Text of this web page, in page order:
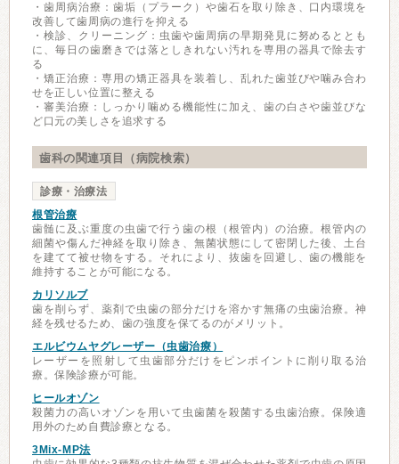
・歯周病治療：歯垢（プラーク）や歯石を取り除き、口内環境を
改善して歯周病の進行を抑える
・検診、クリーニング：虫歯や歯周病の早期発見に努めるととも
に、毎日の歯磨きでは落としきれない汚れを専用の器具で除去す
る
・矯正治療：専用の矯正器具を装着し、乱れた歯並びや噛み合わ
せを正しい位置に整える
・審美治療：しっかり噛める機能性に加え、歯の白さや歯並びな
ど口元の美しさを追求する
歯科の関連項目（病院検索）
診療・治療法
根管治療
歯髄に及ぶ重度の虫歯で行う歯の根（根管内）の治療。根管内の
細菌や傷んだ神経を取り除き、無菌状態にして密閉した後、土台
を建てて被せ物をする。それにより、抜歯を回避し、歯の機能を
維持することが可能になる。
カリソルブ
歯を削らず、薬剤で虫歯の部分だけを溶かす無痛の虫歯治療。神
経を残せるため、歯の強度を保てるのがメリット。
エルビウムヤグレーザー（虫歯治療）
レーザーを照射して虫歯部分だけをピンポイントに削り取る治
療。保険診療が可能。
ヒールオゾン
殺菌力の高いオゾンを用いて虫歯菌を殺菌する虫歯治療。保険適
用外のため自費診療となる。
3Mix-MP法